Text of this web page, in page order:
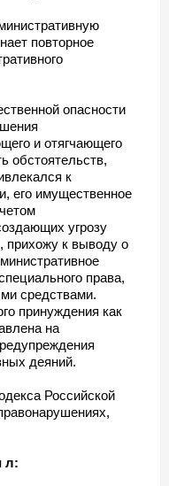
повторное
опасности
и отягчающего
обстоятельств,
к
его имущественное
угрозу
прихожу к выводу о
права,
средствами.
принуждения как
на
деяний.
Российской
л: